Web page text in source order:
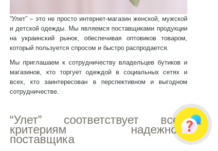
“Улет” – это не просто интернет-магазин женской, мужской
и детской одежды. Мы являемся поставщиками продукции
на украинский рынок, обеспечивая оптовиков товаром,
который пользуется спросом и быстро распродается.
Мы приглашаем к сотрудничеству владельцев бутиков и
магазинов, кто торгует одеждой в социальных сетях и
всех, кто заинтересован в перспективном и выгодном
сотрудничестве.
“Улет” соответствует всем
критериям надежного
поставщика